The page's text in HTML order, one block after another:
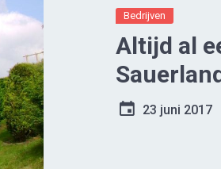
Bedrijven
Altijd al
23 juni 2017